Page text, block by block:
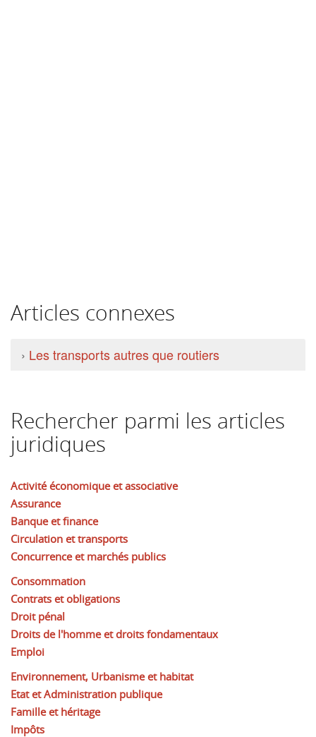
Articles connexes
› Les transports autres que routiers
Rechercher parmi les articles
juridiques
Activité économique et associative
Assurance
Banque et finance
Circulation et transports
Concurrence et marchés publics
Consommation
Contrats et obligations
Droit pénal
Droits de l'homme et droits fondamentaux
Emploi
Environnement, Urbanisme et habitat
Etat et Administration publique
Famille et héritage
Impôts